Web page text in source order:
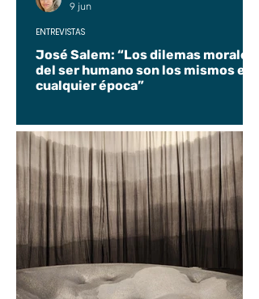
José Salem: “Los dilemas morales
del ser humano son los mismos en
cualquier época”
ENTREVISTAS
9 jun